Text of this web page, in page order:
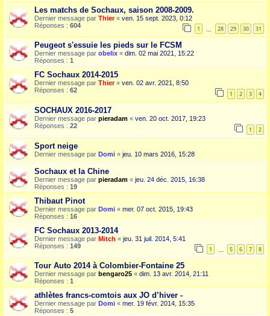
Les matchs de Sochaux, saison 2008-2009.
Dernier message par Thier« ven. 15 sept. 2023, 0:12
Réponses : 604 1 28 29 30 31
Peugeot s'essuie les pieds sur le FCSM
Dernier message par obelix « dim. 02 mai 2021, 15:22
Réponses : 1
FC Sochaux 2014-2015
Dernier message par Thier« ven. 02 avr. 2021, 8:50
Réponses : 62 1 2 3 4
SOCHAUX 2016-2017
Dernier message par pieradam « ven. 20 oct. 2017, 19:23
Réponses : 22 1 2
Sport neige
Dernier message par Domi « jeu. 10 mars 2016, 15:28
Sochaux et la Chine
Dernier message par pieradam « jeu. 24 déc. 2015, 16:38
Réponses : 19
Thibaut Pinot
Dernier message par Domi « mer. 07 oct. 2015, 19:43
Réponses : 16
FC Sochaux 2013-2014
Dernier message par Mitch « jeu. 31 juil. 2014, 5:41
Réponses : 149 1 5 6 7 8
Tour Auto 2014 à Colombier-Fontaine 25
Dernier message par bengaro25 « dim. 13 avr. 2014, 21:11
Réponses : 1
athlètes francs-comtois aux JO d’hiver -
Dernier message par Domi « mer. 19 févr. 2014, 15:35
Réponses : 5